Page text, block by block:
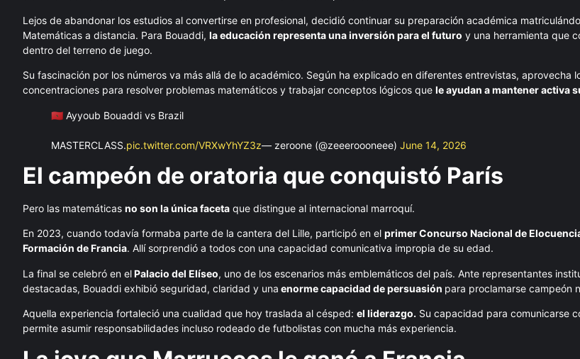
Lejos de abandonar los estudios al convertirse en profesional, decidió continuar su preparación académica
Matemáticas a distancia. Para Bouaddi, la educación representa una inversión para el futuro y una herramienta que
dentro del terreno de juego.
Su fascinación por los números va más allá de lo académico. Según ha explicado en diferentes entrevistas, aprovecha
concentraciones para resolver problemas matemáticos y trabajar conceptos lógicos que le ayudan a mantener activa
🇲🇦 Ayyoub Bouaddi vs Brazil
MASTERCLASS.pic.twitter.com/VRXwYhYZ3z— zeroone (@zeeeroooneee) June 14, 2026
El campeón de oratoria que conquistó París
Pero las matemáticas no son la única faceta que distingue al internacional marroquí.
En 2023, cuando todavía formaba parte de la cantera del Lille, participó en el primer Concurso Nacional de
Formación de Francia. Allí sorprendió a todos con una capacidad comunicativa impropia de su edad.
La final se celebró en elPalacio del Elíseo, uno de los escenarios más emblemáticos del país. Ante representantes
destacadas, Bouaddi exhibió seguridad, claridad y una enorme capacidad de persuasión para proclamarse campeón
Aquella experiencia fortaleció una cualidad que hoy traslada al césped: el liderazgo. Su capacidad para comunicarse
permite asumir responsabilidades incluso rodeado de futbolistas con mucha más experiencia.